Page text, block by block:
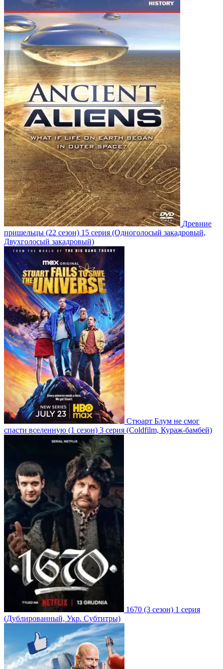
Древние
пришельцы (22 сезон) 15 серия (Одноголосый закадровый,
Двухголосый закадровый)
Стюарт Блум не смог
спасти вселенную (1 сезон) 3 серия (Coldfilm, Кураж-бамбей)
1670 (3 сезон) 1 серия
(Дублированный, Укр. Субтитры)